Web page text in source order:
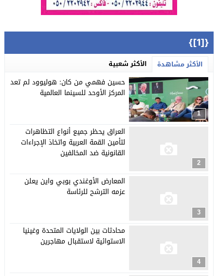
{[1]}
الأكثر مشاهدة الأكثر شعبية
1
حسين فهمي من كان: هوليوود لم تعد
المركز الأوحد للسينما العالمية
2
العراق يحظر جميع أنواع التظاهرات
لتأمين القمة العربية واتخاذ الإجراءات
القانونية ضد المخالفين
3
المعارض الأوغندي بوبي واين يعلن
عزمه الترشح للرئاسة
4
محادثات بين الولايات المتحدة وغينيا
الاستوائية لاستقبال مهاجرين